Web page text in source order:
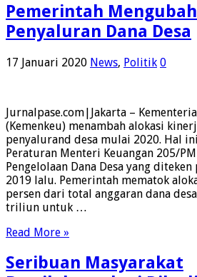
Pemerintah
Penyaluran Dana Desa
17 Januari 2020 News, Politik 0
Jurnalpase.com|Jakarta –
(Kemenkeu) menambah alokasi
penyalurand desa mulai 2020. Hal
Peraturan Menteri Keuangan 205/
Pengelolaan Dana Desa yang
2019 lalu. Pemerintah mematok
persen dari total anggaran dana
triliun untuk …
Read More »
Seribuan Masyarakat